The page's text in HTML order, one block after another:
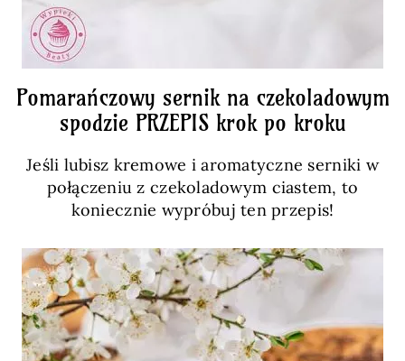
Pomarańczowy sernik na czekoladowym
spodzie PRZEPIS krok po kroku
Jeśli lubisz kremowe i aromatyczne serniki w
połączeniu z czekoladowym ciastem, to
koniecznie wypróbuj ten przepis!